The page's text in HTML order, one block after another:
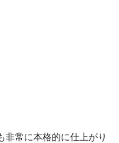
非常に本格的に仕上がり